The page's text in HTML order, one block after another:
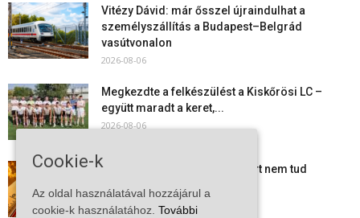
Vitézy Dávid: már ősszel újraindulhat a
személyszállítás a Budapest–Belgrád
vasútvonalon
2026-08-06
Megkezdte a felkészülést a Kiskőrösi LC –
együtt maradt a keret,...
2026-08-06
Mi történik Európa felett? Ezért nem tud
Cookie-k
Az oldal használatával hozzájárul a
cookie-k használatához. További